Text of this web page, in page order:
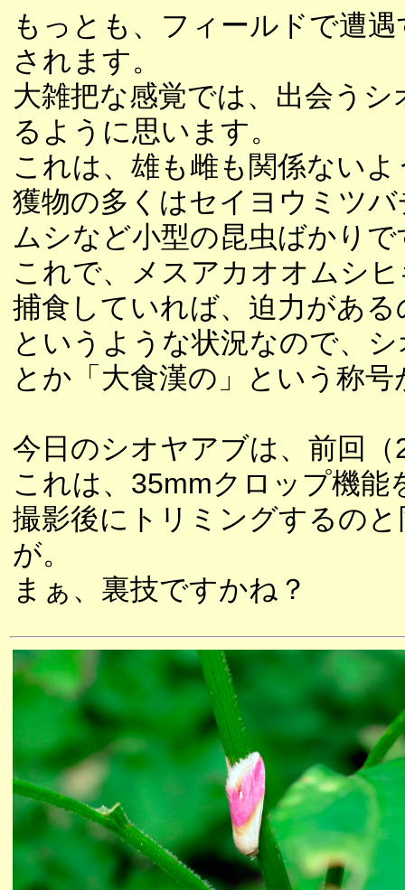
もっとも、フィールドで遭
されます。
大雑把な感覚では、出会う
るように思います。
これは、雄も雌も関係ない
獲物の多くはセイヨウミツ
ムシなど小型の昆虫ばかりで
これで、メスアカオオムシ
捕食していれば、迫力があ
というような状況なので、
とか「大食漢の」という称
今日のシオヤアブは、前回
これは、35mmクロップ機能
撮影後にトリミングするの
が。
まぁ、裏技ですかね？